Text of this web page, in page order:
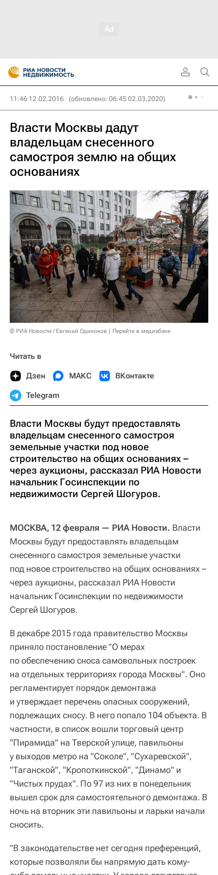
11:46 12.02.2016 (обновлено: 06:45 02.03.2020)
Власти Москвы дадут
владельцам снесенного
самостроя землю на общих
основаниях
© РИА Новости / Евгений Одиноков Перейти в медиабанк
Читать в
Дзен МАКС ВКонтакте
Telegram
Власти Москвы будут предоставлять
владельцам снесенного самостроя
земельные участки под новое
строительство на общих основаниях –
через аукционы, рассказал РИА Новости
начальник Госинспекции по
недвижимости Сергей Шогуров.
МОСКВА, 12 февраля — РИА Новости. Власти
Москвы будут предоставлять владельцам
снесенного самостроя земельные участки
под новое строительство на общих основаниях –
через аукционы, рассказал РИА Новости
начальник Госинспекции по недвижимости
Сергей Шогуров.
В декабре 2015 года правительство Москвы
приняло постановление "О мерах
по обеспечению сноса самовольных построек
на отдельных территориях города Москвы". Оно
регламентирует порядок демонтажа
и утверждает перечень опасных сооружений,
подлежащих сносу. В него попало 104 объекта. В
частности, в список вошли торговый центр
"Пирамида" на Тверской улице, павильоны
у выходов метро на "Соколе", "Сухаревской",
"Таганской", "Кропоткинской", "Динамо" и
"Чистых прудах". По 97 из них в понедельник
вышел срок для самостоятельного демонтажа. В
ночь на вторник эти павильоны и ларьки начали
сносить.
"В законодательстве нет сегодня преференций,
которые позволяли бы напрямую дать кому-